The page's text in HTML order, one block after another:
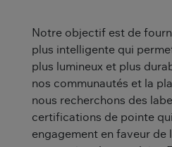
Notre objectif est de
plus intelligente qui
plus lumineux et plus
nos communautés et la
nous recherchons des
certifications de pointe
engagement en faveur de